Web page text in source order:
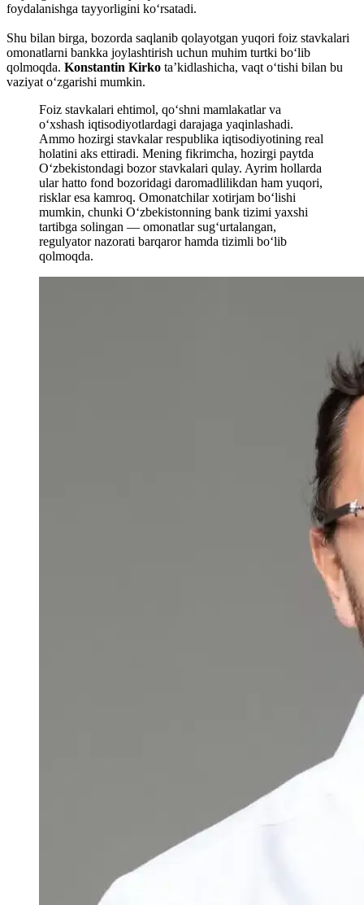
foydalanishga tayyorligini ko‘rsatadi.
Shu bilan birga, bozorda saqlanib qolayotgan yuqori foiz stavkalari
omonatlarni bankka joylashtirish uchun muhim turtki bo‘lib
qolmoqda. Konstantin Kirko ta’kidlashicha, vaqt o‘tishi bilan bu
vaziyat o‘zgarishi mumkin.
Foiz stavkalari ehtimol, qo‘shni mamlakatlar va
o‘xshash iqtisodiyotlardagi darajaga yaqinlashadi.
Ammo hozirgi stavkalar respublika iqtisodiyotining real
holatini aks ettiradi. Mening fikrimcha, hozirgi paytda
O‘zbekistondagi bozor stavkalari qulay. Ayrim hollarda
ular hatto fond bozoridagi daromadlilikdan ham yuqori,
risklar esa kamroq. Omonatchilar xotirjam bo‘lishi
mumkin, chunki O‘zbekistonning bank tizimi yaxshi
tartibga solingan — omonatlar sug‘urtalangan,
regulyator nazorati barqaror hamda tizimli bo‘lib
qolmoqda.